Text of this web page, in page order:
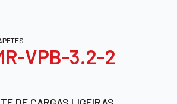
VPB-3.2-2